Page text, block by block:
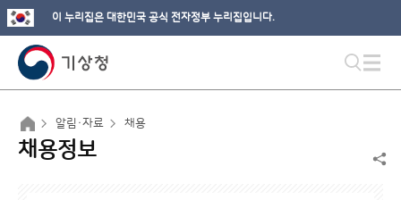
이 누리집은 대한민국 공식 전자정부 누리집입니다.
알림·자료 채용
채용정보